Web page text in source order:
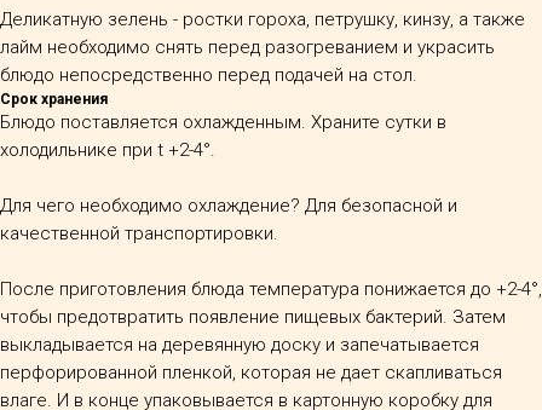
Деликатную зелень - ростки гороха, петрушку, кинзу, а также
лайм необходимо снять перед разогреванием и украсить
блюдо непосредственно перед подачей на стол.
Срок хранения
Блюдо поставляется охлажденным. Храните сутки в
холодильнике при t +2-4°.
Для чего необходимо охлаждение? Для безопасной и
качественной транспортировки.
После приготовления блюда температура понижается до +2-4°,
чтобы предотвратить появление пищевых бактерий. Затем
выкладывается на деревянную доску и запечатывается
перфорированной пленкой, которая не дает скапливаться
влаге. И в конце упаковывается в картонную коробку для